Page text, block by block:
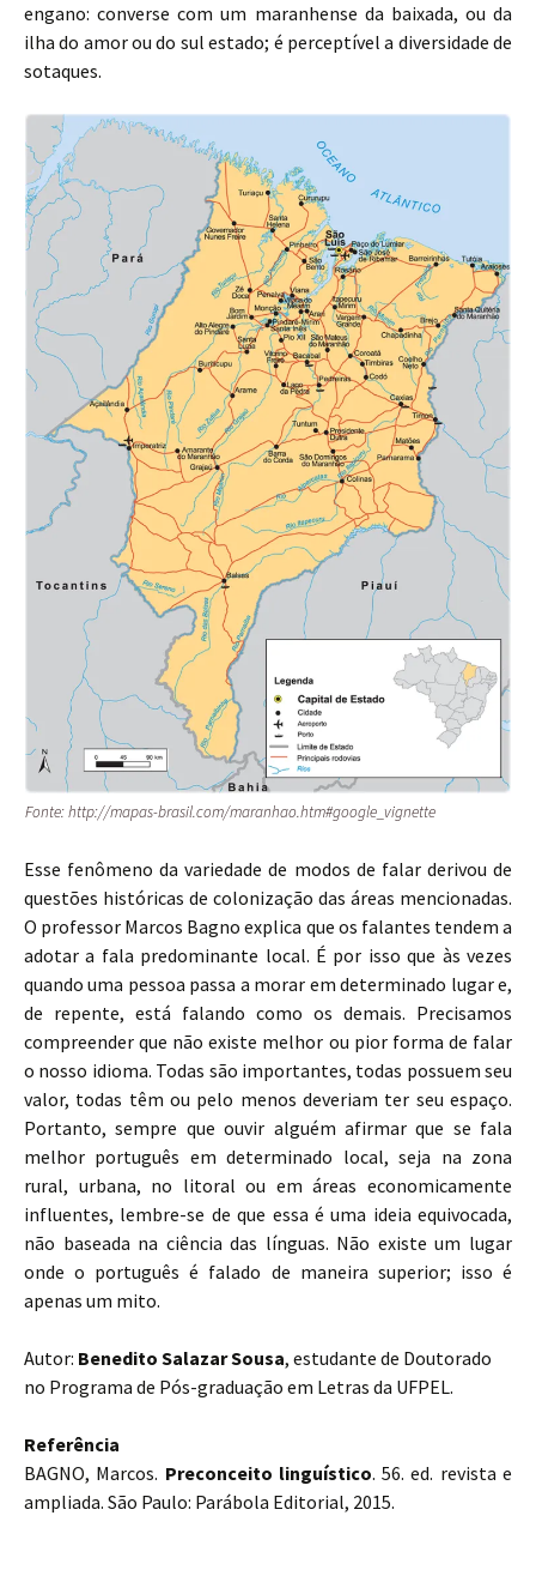
engano: converse com um maranhense da baixada, ou da
ilha do amor ou do sul estado; é perceptível a diversidade de
sotaques.
Fonte: http://mapas-brasil.com/maranhao.htm#google_vignette
Esse fenômeno da variedade de modos de falar derivou de
questões históricas de colonização das áreas mencionadas.
O professor Marcos Bagno explica que os falantes tendem a
adotar a fala predominante local. É por isso que às vezes
quando uma pessoa passa a morar em determinado lugar e,
de repente, está falando como os demais. Precisamos
compreender que não existe melhor ou pior forma de falar
o nosso idioma. Todas são importantes, todas possuem seu
valor, todas têm ou pelo menos deveriam ter seu espaço.
Portanto, sempre que ouvir alguém afirmar que se fala
melhor português em determinado local, seja na zona
rural, urbana, no litoral ou em áreas economicamente
influentes, lembre-se de que essa é uma ideia equivocada,
não baseada na ciência das línguas. Não existe um lugar
onde o português é falado de maneira superior; isso é
apenas um mito.
Autor: Benedito Salazar Sousa, estudante de Doutorado
no Programa de Pós-graduação em Letras da UFPEL.
Referência
BAGNO, Marcos. Preconceito linguístico. 56. ed. revista e
ampliada. São Paulo: Parábola Editorial, 2015.